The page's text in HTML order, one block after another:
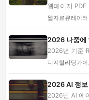
웹페이지 PDF
이지가 생기는
웹자료큐레이터
2026 나중에
2026년 기준
er, wallabag.it
디지털리딩가
2026 AI 정보
2026년 AI 에